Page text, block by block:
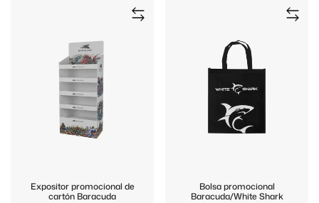
Expositor promocional de
cartón Baracuda
Bolsa promocional
Baracuda/White Shark